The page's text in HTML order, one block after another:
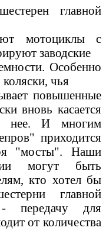
главной
мотоциклы с
заводские
Особенно
чья
повышенные
вновь касается
нее. И многим
приходится
"мосты". Наши
могут быть
кто хотел бы
главной
передачу для
от количества